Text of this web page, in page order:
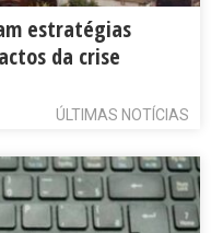
estratégias
da crise
ÚLTIMAS NOTÍCIAS